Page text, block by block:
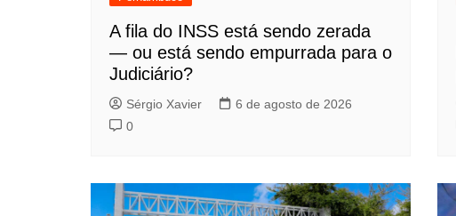
A fila do INSS está sendo zerada
— ou está sendo empurrada para o
Judiciário?
Sérgio Xavier
6 de agosto de 2026
0